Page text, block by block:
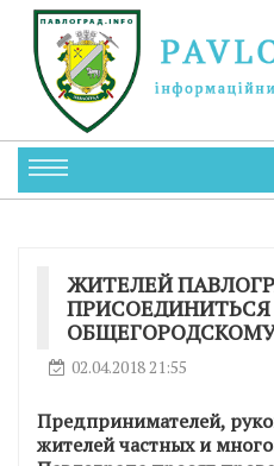
ЖИТЕЛЕЙ
ПРИСОЕДИНИТЬСЯ
02.04.2018 21:55
Предпринимателей,
жителей частных и